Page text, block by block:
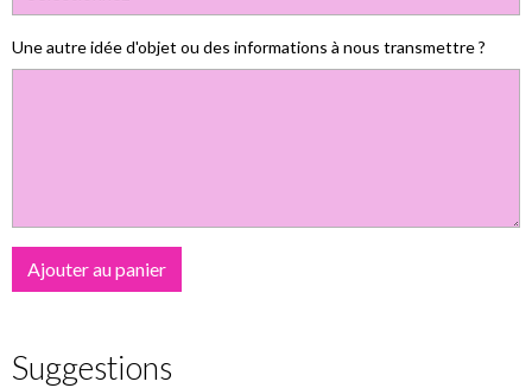
Une autre idée d'objet ou des informations à nous transmettre ?
Ajouter au panier
Suggestions